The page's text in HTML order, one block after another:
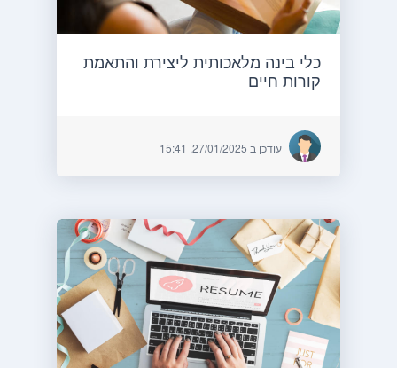
כלי בינה מלאכותית ליצירת והתאמת
קורות חיים
עודכן ב 27/01/2025, 15:41